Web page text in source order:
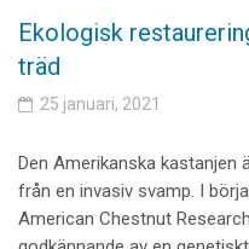
Ekologisk
träd
25 januari, 2021
Den Amerikanska kastanjen
från en invasiv svamp. I
American Chestnut